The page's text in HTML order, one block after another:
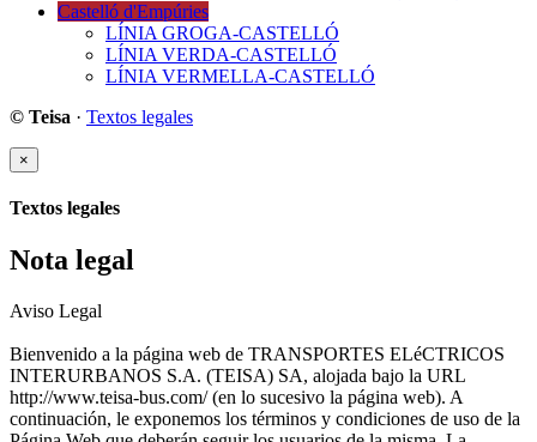
Castelló d'Empúries
LÍNIA GROGA-CASTELLÓ
LÍNIA VERDA-CASTELLÓ
LÍNIA VERMELLA-CASTELLÓ
© Teisa · Textos legales
×
Textos legales
Nota legal
Aviso Legal
Bienvenido a la página web de TRANSPORTES ELéCTRICOS
INTERURBANOS S.A. (TEISA) SA, alojada bajo la URL
http://www.teisa-bus.com/ (en lo sucesivo la página web). A
continuación, le exponemos los términos y condiciones de uso de la